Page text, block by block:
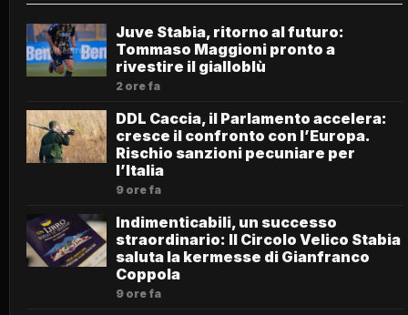
Juve Stabia, ritorno al futuro:
Tommaso Maggioni pronto a
rivestire il gialloblù
2 ore fa
DDL Caccia, il Parlamento accelera:
cresce il confronto con l’Europa.
Rischio sanzioni pecuniare per
l’Italia
9 ore fa
Indimenticabili, un successo
straordinario: Il Circolo Velico Stabia
saluta la kermesse di Gianfranco
Coppola
9 ore fa